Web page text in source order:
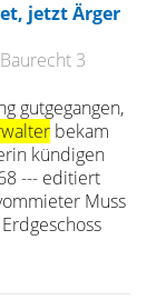
jetzt Ärger
Baurecht 3
gutgegangen,
bekam
kündigen
--- editiert
Muss